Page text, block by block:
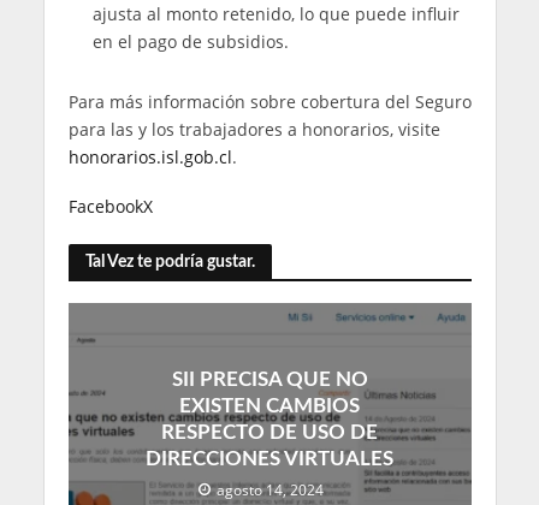
ajusta al monto retenido, lo que puede influir
en el pago de subsidios.
Para más información sobre cobertura del Seguro
para las y los trabajadores a honorarios, visite
honorarios.isl.gob.cl.
FacebookX
Tal Vez te podría gustar.
SII PRECISA QUE NO
EXISTEN CAMBIOS
RESPECTO DE USO DE
DIRECCIONES VIRTUALES
agosto 14, 2024